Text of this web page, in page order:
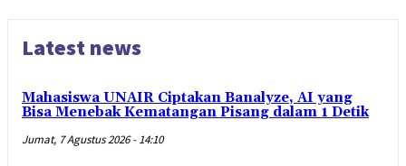
Latest news
Mahasiswa UNAIR Ciptakan Banalyze, AI yang
Bisa Menebak Kematangan Pisang dalam 1 Detik
Jumat, 7 Agustus 2026 - 14:10